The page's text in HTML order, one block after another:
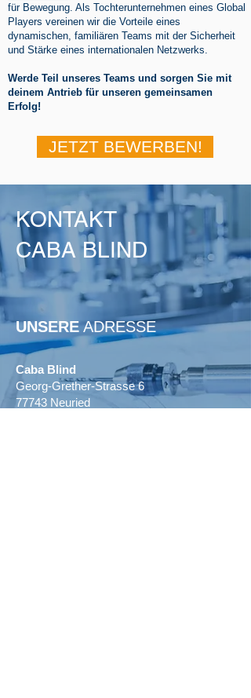
für Bewegung. Als Tochterunternehmen eines Global
Players vereinen wir die Vorteile eines
dynamischen, familiären Teams mit der Sicherheit
und Stärke eines internationalen Netzwerks.
Werde Teil unseres Teams und sorgen Sie mit
deinem Antrieb für unseren gemeinsamen
Erfolg!
JETZT BEWERBEN!
KONTAKT
CABA BLIND
UNSERE ADRESSE
Caba Blind
Georg-Grether-Strasse 6
77743 Neuried